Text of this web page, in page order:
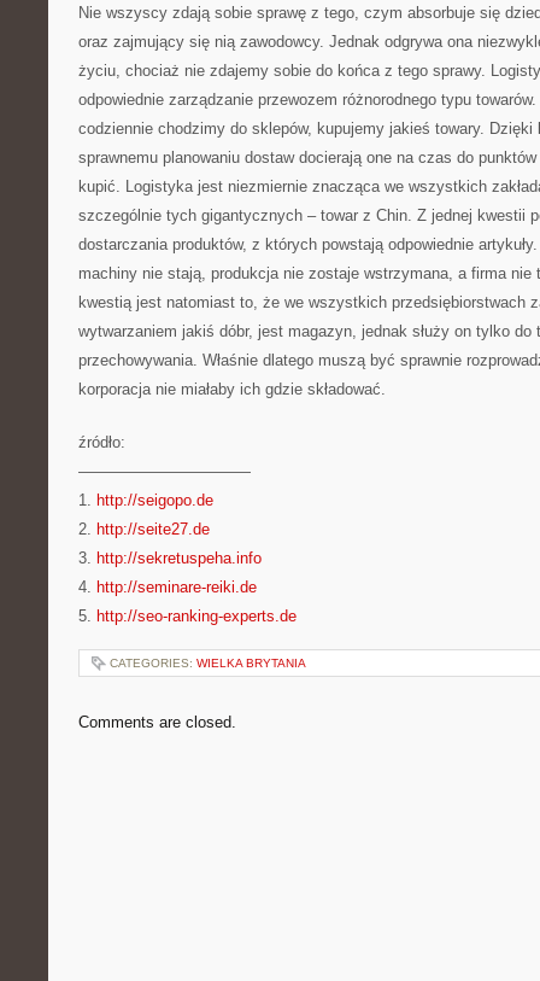
Nie wszyscy zdają sobie sprawę z tego, czym absorbuje się
oraz zajmujący się nią zawodowcy. Jednak odgrywa ona
życiu, chociaż nie zdajemy sobie do końca z tego sprawy.
odpowiednie zarządzanie przewozem różnorodnego typu
codziennie chodzimy do sklepów, kupujemy jakieś towary.
sprawnemu planowaniu dostaw docierają one na czas do
kupić. Logistyka jest niezmiernie znacząca we wszystkich
szczególnie tych gigantycznych – towar z Chin. Z jednej kwestii
dostarczania produktów, z których powstają odpowiednie
machiny nie stają, produkcja nie zostaje wstrzymana, a firma nie
kwestią jest natomiast to, że we wszystkich przedsiębiorstwach
wytwarzaniem jakiś dóbr, jest magazyn, jednak służy on tylko do
przechowywania. Właśnie dlatego muszą być sprawnie
korporacja nie miałaby ich gdzie składować.
źródło:
———————————
1. http://seigopo.de
2. http://seite27.de
3. http://sekretuspeha.info
4. http://seminare-reiki.de
5. http://seo-ranking-experts.de
CATEGORIES: WIELKA BRYTANIA
Comments are closed.